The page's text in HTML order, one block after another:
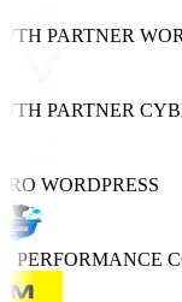
PARTNER
PARTNER
WORDPRESS